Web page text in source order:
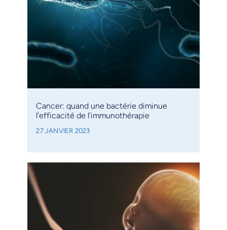
Cancer: quand une bactérie diminue
l’efficacité de l’immunothérapie
27 JANVIER 2023